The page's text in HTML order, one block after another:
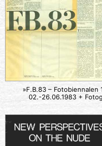
»F.B.83 –
02.-26.06.1983 +